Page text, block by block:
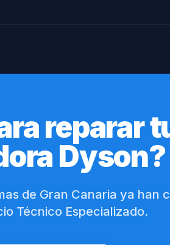
reparar
Dyson?
de Gran Canaria ya han
Técnico Especializado.